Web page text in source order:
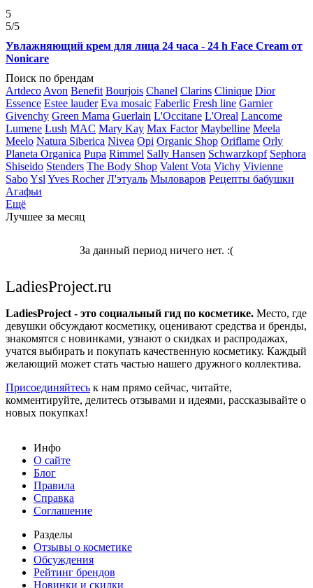
5
5/5
Увлажняющий крем для лица 24 часа - 24 h Face Cream от
Nonicare
Поиск по брендам
Artdeco Avon Benefit Bourjois Chanel Clarins Clinique Dior
Essence Estee lauder Eva mosaic Faberlic Fresh line Garnier
Givenchy Green Mama Guerlain L'Occitane L'Oreal Lancome
Lumene Lush MAC Mary Kay Max Factor Maybelline Meela
Meelo Natura Siberica Nivea Opi Organic Shop Oriflame Orly
Planeta Organica Pupa Rimmel Sally Hansen Schwarzkopf Sephora
Shiseido Stenders The Body Shop Valent Vota Vichy Vivienne
SaboYsl Yves Rocher Л'этуаль Мыловаров Рецепты бабушки
Агафьи
Ещё
Лучшее за месяц
За данный период ничего нет. :(
LadiesProject.ru
LadiesProject - это социальный гид по косметике. Место, где
девушки обсуждают косметику, оценивают средства и бренды,
знакомятся с новинками, узнают о скидках и распродажах,
учатся выбирать и покупать качественную косметику. Каждый
желающий может стать частью нашего дружного коллектива.
Присоединяйтесь к нам прямо сейчас, читайте,
комментируйте, делитесь отзывами и идеями, рассказывайте о
новых покупках!
Инфо
О сайте
Блог
Правила
Справка
Соглашение
Разделы
Отзывы о косметике
Обсуждения
Рейтинг брендов
Новинки и скидки